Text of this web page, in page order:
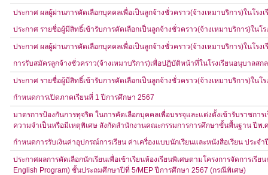
ประกาศ ผลผู้ผ่านการคัดเลือกบุคคลเพื่อเป็นลูกจ้างชั่วคราว(จ้างเหมาบริการ)ในโรง
ประกาศ รายชื่อผู้มีสิทธิ์เข้ารับการคัดเลือกเป็นลูกจ้างชั่วคราว(จ้างเหมาบริการ)ในโ
ประกาศ ผลผู้ผ่านการคัดเลือกบุคคลเพื่อเป็นลูกจ้างชั่วคราว(จ้างเหมาบริการ)ในโรง
การรับสมัครลูกจ้างชั่วคราว(จ้างเหมาบริการ)เพื่อปฏิบัติหน้าที่ในโรงเรียนอนุบาลสก
ประกาศ รายชื่อผู้มีสิทธิ์เข้ารับการคัดเลือกเป็นลูกจ้างชั่วคราว(จ้างเหมาบริการ)ในโ
กำหนดการเปิดภาคเรียนที่ 1 ปีการศึกษา 2567
มาตรการป้องกันการทุจริต ในการคัดเลือกบุคคลเพื่อบรรจุและแต่งตั้งเข้ารับราชก
ความจำเป็นหรือมีเหตุพิเศษ สังกัดสำนักงานคณะกรรมการการศึกษาขั้นพื้นฐาน ปีพ.
กำหนดการรับเงินค่าอุปกรณ์การเรียน ค่าเครื่องแบบนักเรียนและหนังสือเรียน ประจ
ประกาศผลการคัดเลือกนักเรียนเพื่อเข้าเรียนห้องเรียนพิเศษตามโครงการจัดการเ
English Program) ชั้นประถมศึกษาปีที่ 5/MEP ปีการศึกษา 2567 (กรณีพิเศษ)